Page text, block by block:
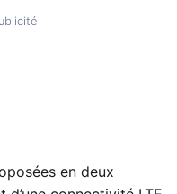
en deux